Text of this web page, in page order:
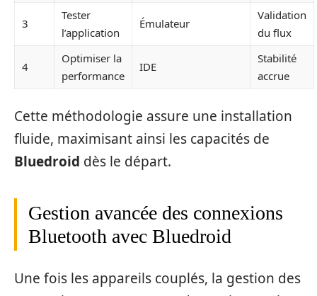
3
Tester
l’application
Émulateur
Validation
du flux
4
Optimiser la
performance
IDE
Stabilité
accrue
Cette méthodologie assure une installation
fluide, maximisant ainsi les capacités de
Bluedroid dès le départ.
Gestion avancée des connexions
Bluetooth avec Bluedroid
Une fois les appareils couplés, la gestion des